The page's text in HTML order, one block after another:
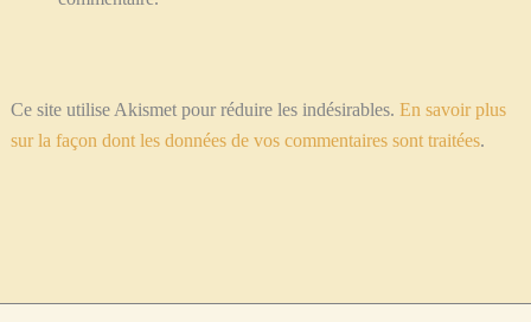
Ce site utilise Akismet pour réduire les indésirables. En savoir plus
sur la façon dont les données de vos commentaires sont traitées.